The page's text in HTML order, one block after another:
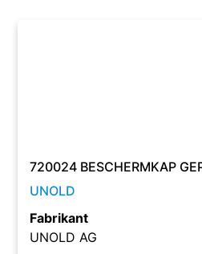
720024 BESCHERMKAP
UNOLD
Fabrikant
UNOLD AG